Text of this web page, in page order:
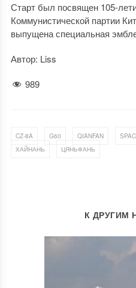
Старт был посвящен 105-
Коммунистической партии
выпущена специальная
Автор: Liss
989
CZ-8A G60 QIANFAN
ХАЙНАНЬ ЦЯНЬФАНЬ
К ДРУГИМ